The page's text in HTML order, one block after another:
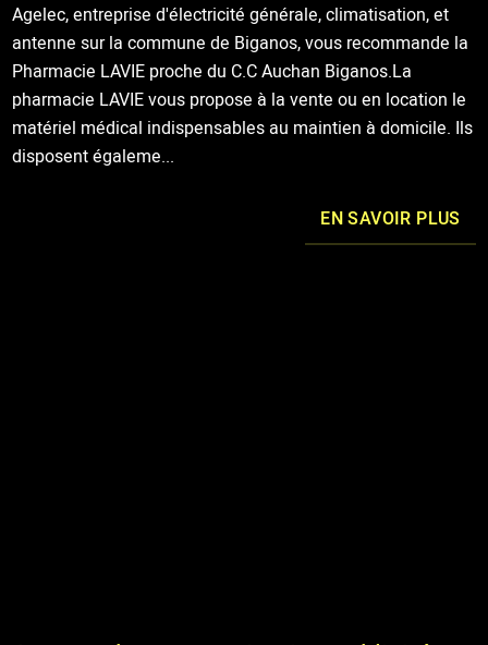
Agelec, entreprise d'électricité générale, climatisation, et
antenne sur la commune de Biganos, vous recommande la
Pharmacie LAVIE proche du C.C Auchan Biganos.La
pharmacie LAVIE vous propose à la vente ou en location le
matériel médical indispensables au maintien à domicile. Ils
disposent égaleme...
EN SAVOIR PLUS